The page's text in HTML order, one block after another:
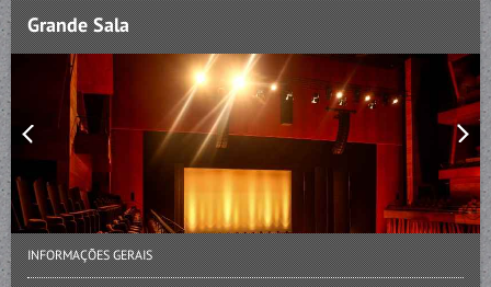
Grande Sala
INFORMAÇÕES GERAIS